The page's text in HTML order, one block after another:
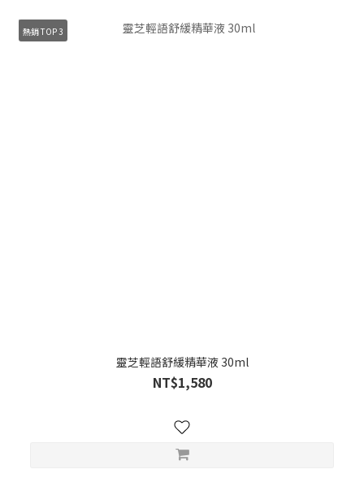
熱銷 TOP 3
靈芝輕語舒緩精華液 30ml
NT$1,580